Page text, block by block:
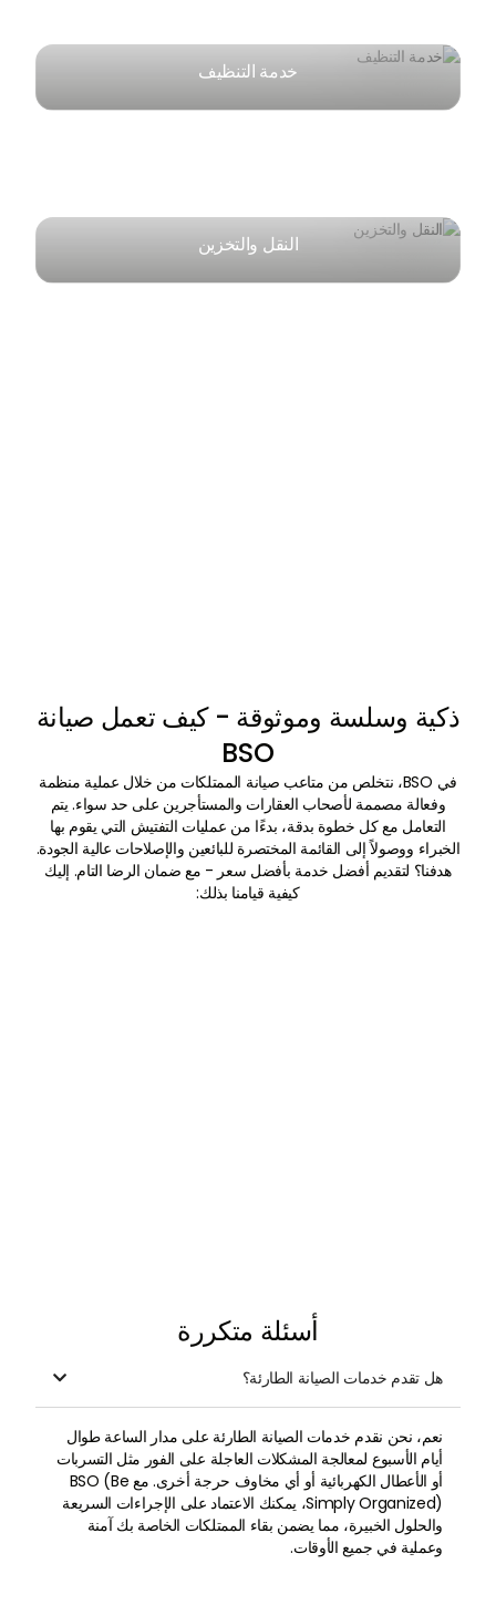
خدمة التنظيف
النقل والتخزين
ذكية وسلسة وموثوقة - كيف تعمل صيانة
BSO
في BSO، نتخلص من متاعب صيانة الممتلكات من خلال عملية منظمة
وفعالة مصممة لأصحاب العقارات والمستأجرين على حد سواء. يتم
التعامل مع كل خطوة بدقة، بدءًا من عمليات التفتيش التي يقوم بها
الخبراء ووصولاً إلى القائمة المختصرة للبائعين والإصلاحات عالية الجودة.
هدفنا؟ لتقديم أفضل خدمة بأفضل سعر - مع ضمان الرضا التام. إليك
كيفية قيامنا بذلك:
أسئلة متكررة
هل تقدم خدمات الصيانة الطارئة؟ 
نعم، نحن نقدم خدمات الصيانة الطارئة على مدار الساعة طوال
أيام الأسبوع لمعالجة المشكلات العاجلة على الفور مثل التسربات
أو الأعطال الكهربائية أو أي مخاوف حرجة أخرى. مع BSO (Be
Simply Organized)، يمكنك الاعتماد على الإجراءات السريعة
والحلول الخبيرة، مما يضمن بقاء الممتلكات الخاصة بك آمنة
وعملية في جميع الأوقات.